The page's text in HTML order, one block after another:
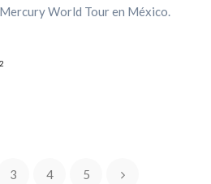
World Tour en México.
3 4 5